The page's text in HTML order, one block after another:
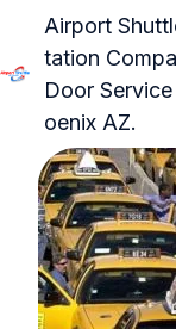
Airport
tation
Door
oenix AZ.